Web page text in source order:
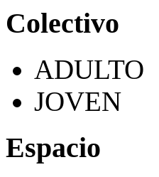
Colectivo
ADULTO
JOVEN
Espacio